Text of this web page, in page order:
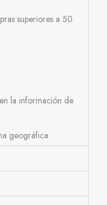
superiores a 50
la información de
geográfica.